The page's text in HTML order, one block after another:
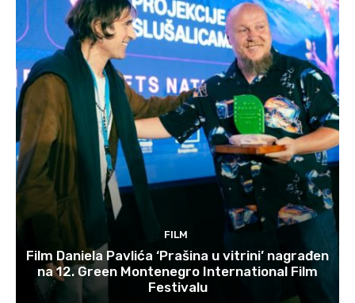
FILM
Film Daniela Pavlića ‘Prašina u vitrini’ nagrađen
na 12. Green Montenegro International Film
Festivalu